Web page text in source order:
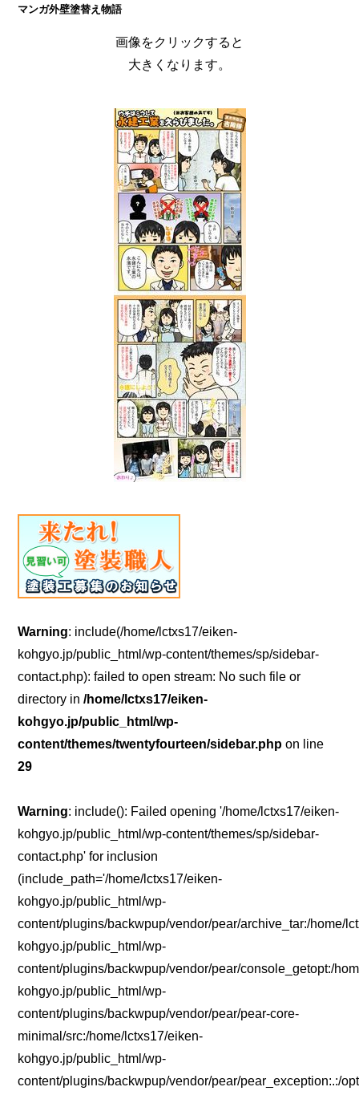
マンガ外壁塗替え物語
画像をクリックすると
大きくなります。
Warning: include(/home/lctxs17/eiken-
kohgyo.jp/public_html/wp-content/themes/sp/sidebar-
contact.php): failed to open stream: No such file or
directory in/home/lctxs17/eiken-
kohgyo.jp/public_html/wp-
content/themes/twentyfourteen/sidebar.php on line
29
Warning: include(): Failed opening '/home/lctxs17/eiken-
kohgyo.jp/public_html/wp-content/themes/sp/sidebar-
contact.php' for inclusion
(include_path='/home/lctxs17/eiken-
kohgyo.jp/public_html/wp-
content/plugins/backwpup/vendor/pear/archive_tar:/home/
kohgyo.jp/public_html/wp-
content/plugins/backwpup/vendor/pear/console_getopt:/
kohgyo.jp/public_html/wp-
content/plugins/backwpup/vendor/pear/pear-core-
minimal/src:/home/lctxs17/eiken-
kohgyo.jp/public_html/wp-
content/plugins/backwpup/vendor/pear/pear_exception:.:/